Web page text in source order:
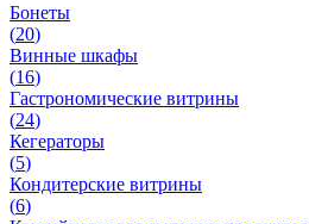
Бонеты
(20)
Винные шкафы
(16)
Гастрономические витрины
(24)
Кегераторы
(5)
Кондитерские витрины
(6)